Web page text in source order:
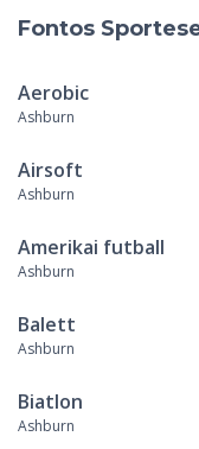
Fontos
Aerobic
Ashburn
Airsoft
Ashburn
Amerikai futball
Ashburn
Balett
Ashburn
Biatlon
Ashburn